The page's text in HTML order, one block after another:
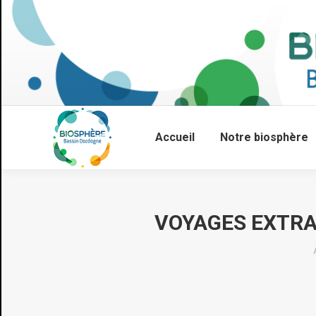
Accueil Notre biosphère
VOYAGES